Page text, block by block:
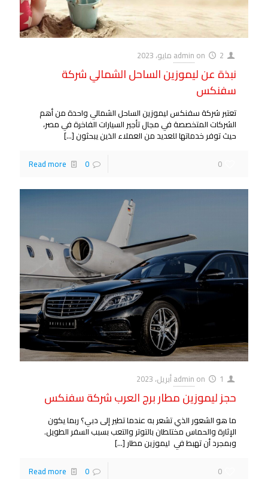
admin on 2 مايو، 2023
نبذة عن ليموزين الساحل الشمالي شركة
سفنكس
تعتبر شركة سفنكس ليموزين الساحل الشمالي واحدة من أهم
الشركات المتخصصة في مجال تأجير السيارات الفاخرة في مصر،
حيث توفر خدماتها للعديد من العملاء الذين يبحثون[…]
0
0
Read more
admin on 1 أبريل، 2023
حجز ليموزين مطار برج العرب شركة سفنكس
ما هو الشعور الذي تشعر به عندما تطير إلى دبي؟ ربما يكون
الإثارة والحماس مختلطان بالتوتر والتعب بسبب السفر الطويل.
وبمجرد أن تهبط في ليموزين مطار […]
0
0
Read more